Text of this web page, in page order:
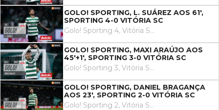
GOLO! SPORTING, L. SUÁREZ AOS 61',
SPORTING 4-0 VITÓRIA SC
Golo! Sporting 4, Vitória SC 0. Luis Suárez remate com o pé direito no coração da área.
GOLO! SPORTING, MAXI ARAÚJO AOS
45'+1', SPORTING 3-0 VITÓRIA SC
Golo! Sporting 3, Vitória SC 0. Maxi Araújo remate com o pé direito no coração da área ao centro da baliza. Assistência de Zeno Debast com um passe em profundidade.
GOLO! SPORTING, DANIEL BRAGANÇA
AOS 23', SPORTING 2-0 VITÓRIA SC
Golo! Sporting 2, Vitória SC 0. Daniel Bragança remate com o pé esquerdo no coração da área.